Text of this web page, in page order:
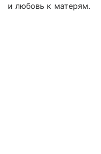
и любовь к матерям.